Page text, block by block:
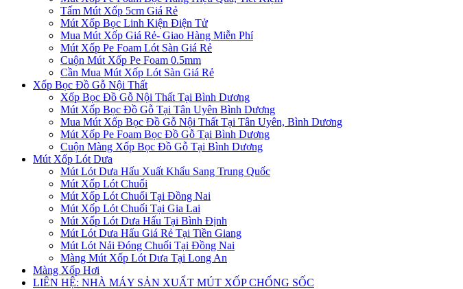
Tấm Mút Xốp 5cm Giá Rẻ
Mút Xốp Bọc Linh Kiện Điện Tử
Mua Mút Xốp Giá Rẻ- Giao Hàng Miễn Phí
Mút Xốp Pe Foam Lót Sàn Giá Rẻ
Cuộn Mút Xốp Pe Foam 0.5mm
Cần Mua Mút Xốp Lót Sàn Giá Rẻ
Xốp Bọc Đồ Gỗ Nội Thất
Xốp Bọc Đồ Gỗ Nội Thất Tại Bình Dương
Mút Xốp Bọc Đồ Gỗ Tại Tân Uyên Bình Dương
Mua Mút Xốp Bọc Đồ Gỗ Nội Thất Tại Tân Uyên, Bình Dương
Mút Xốp Pe Foam Bọc Đồ Gỗ Tại Bình Dương
Cuộn Màng Xốp Bọc Đồ Gỗ Tại Bình Dương
Mút Xốp Lót Dưa
Mút Lót Dưa Hấu Xuất Khẩu Sang Trung Quốc
Mút Xốp Lót Chuối
Mút Xốp Lót Chuối Tại Đồng Nai
Mút Xốp Lót Chuối Tại Gia Lai
Mút Xốp Lót Dưa Hấu Tại Bình Định
Mút Lót Dưa Hấu Giá Rẻ Tại Tiền Giang
Mút Lót Nải Đóng Chuối Tại Đồng Nai
Màng Mút Xốp Lót Dưa Tại Long An
Màng Xốp Hơi
LIÊN HỆ: NHÀ MÁY SẢN XUẤT MÚT XỐP CHỐNG SỐC